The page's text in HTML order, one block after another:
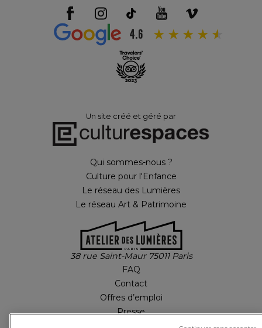
4.6
Un site créé et géré par
Qui sommes-nous ?
Culture pour l'Enfance
Le réseau des Lumières
Le réseau Art & Patrimoine
38 rue Saint-Maur 75011 Paris
FAQ
Contact
Offres d’emploi
Presse